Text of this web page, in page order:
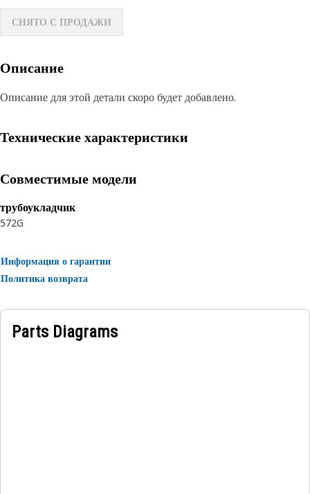
СНЯТО С ПРОДАЖИ
Описание
Описание для этой детали скоро будет добавлено.
Технические характеристики
Совместимые модели
трубоукладчик
572G
Информация о гарантии
Политика возврата
Parts Diagrams